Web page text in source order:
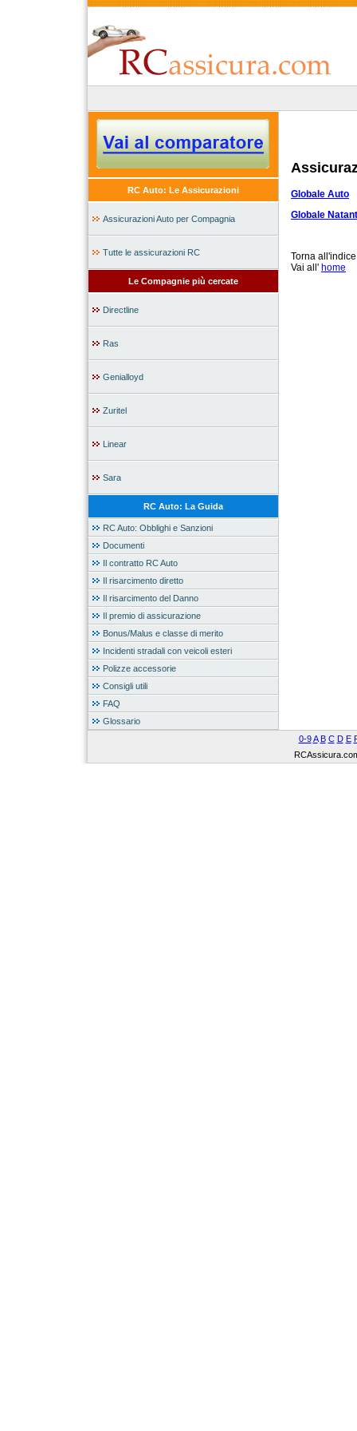
RC Auto: Le Assicurazioni
Assicurazioni Auto per Compagnia
Tutte le assicurazioni RC
Le Compagnie più cercate
Directline
Ras
Genialloyd
Zuritel
Linear
Sara
RC Auto: La Guida
RC Auto: Obblighi e Sanzioni
Documenti
Il contratto RC Auto
Il risarcimento diretto
Il risarcimento del Danno
Il premio di assicurazione
Bonus/Malus e classe di merito
Incidenti stradali con veicoli esteri
Polizze accessorie
Consigli utili
FAQ
Glossario
Globale Auto
Globale
Torna
Vai all' home
0-9 A B C D E